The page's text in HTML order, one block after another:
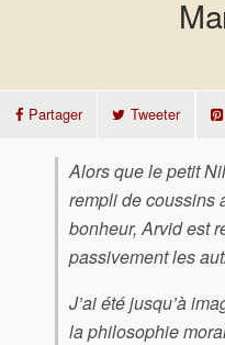
Partager Tweeter
Alors que le petit
rempli de coussins
bonheur, Arvid est
passivement les
J’ai été jusqu’à
la philosophie